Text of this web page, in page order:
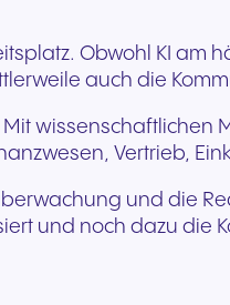
Obwohl KI am
auch die
wissenschaftlichen
Vertrieb,
und die
und noch dazu die